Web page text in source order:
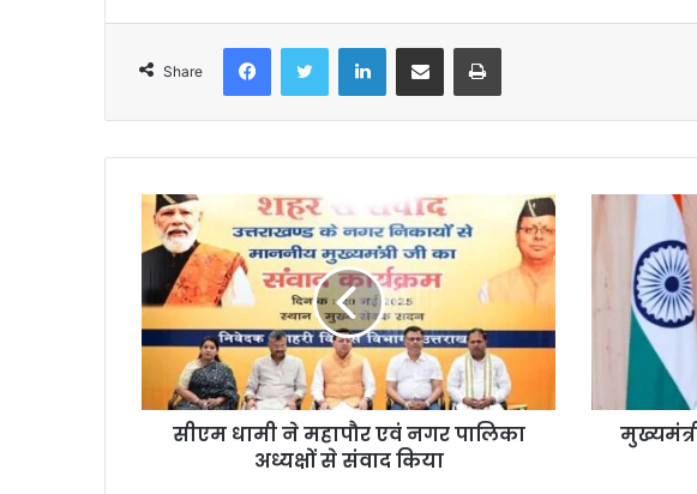
Share
सीएम धामी ने महापौर एवं नगर पालिका
अध्यक्षों से संवाद किया